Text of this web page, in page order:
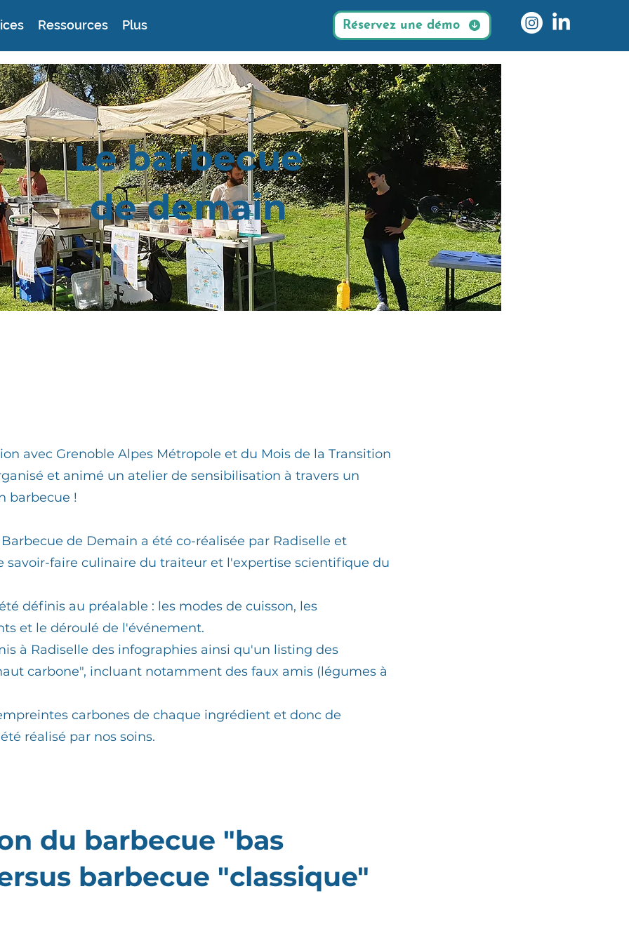
Ressources Plus Réservez une démo
Le barbecue
de demain
avec Grenoble Alpes Métropole et du Mois de la Transition
et animé un atelier de sensibilisation à travers un
barbecue !
de Demain a été co-réalisée par Radiselle et
savoir-faire culinaire du traiteur et l'expertise scientifique du
définis au préalable : les modes de cuisson, les
et le déroulé de l'événement.
à Radiselle des infographies ainsi qu'un listing des
carbone", incluant notamment des faux amis (légumes à
carbones de chaque ingrédient et donc de
réalisé par nos soins.
du barbecue "bas
barbecue "classique"